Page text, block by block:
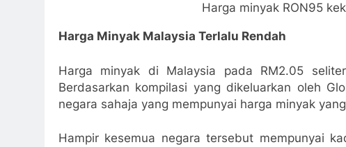
Harga minyak RON95
Harga Minyak Malaysia Terlalu Rendah
Harga minyak di Malaysia pada RM2.05
Berdasarkan kompilasi yang dikeluarkan oleh
negara sahaja yang mempunyai harga minyak
Hampir kesemua negara tersebut mempunyai